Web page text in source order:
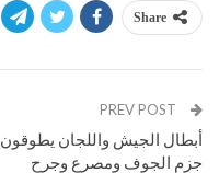
Share
أبطال الجيش واللجان يطوقون
جزم الجوف ومصرع وجرح